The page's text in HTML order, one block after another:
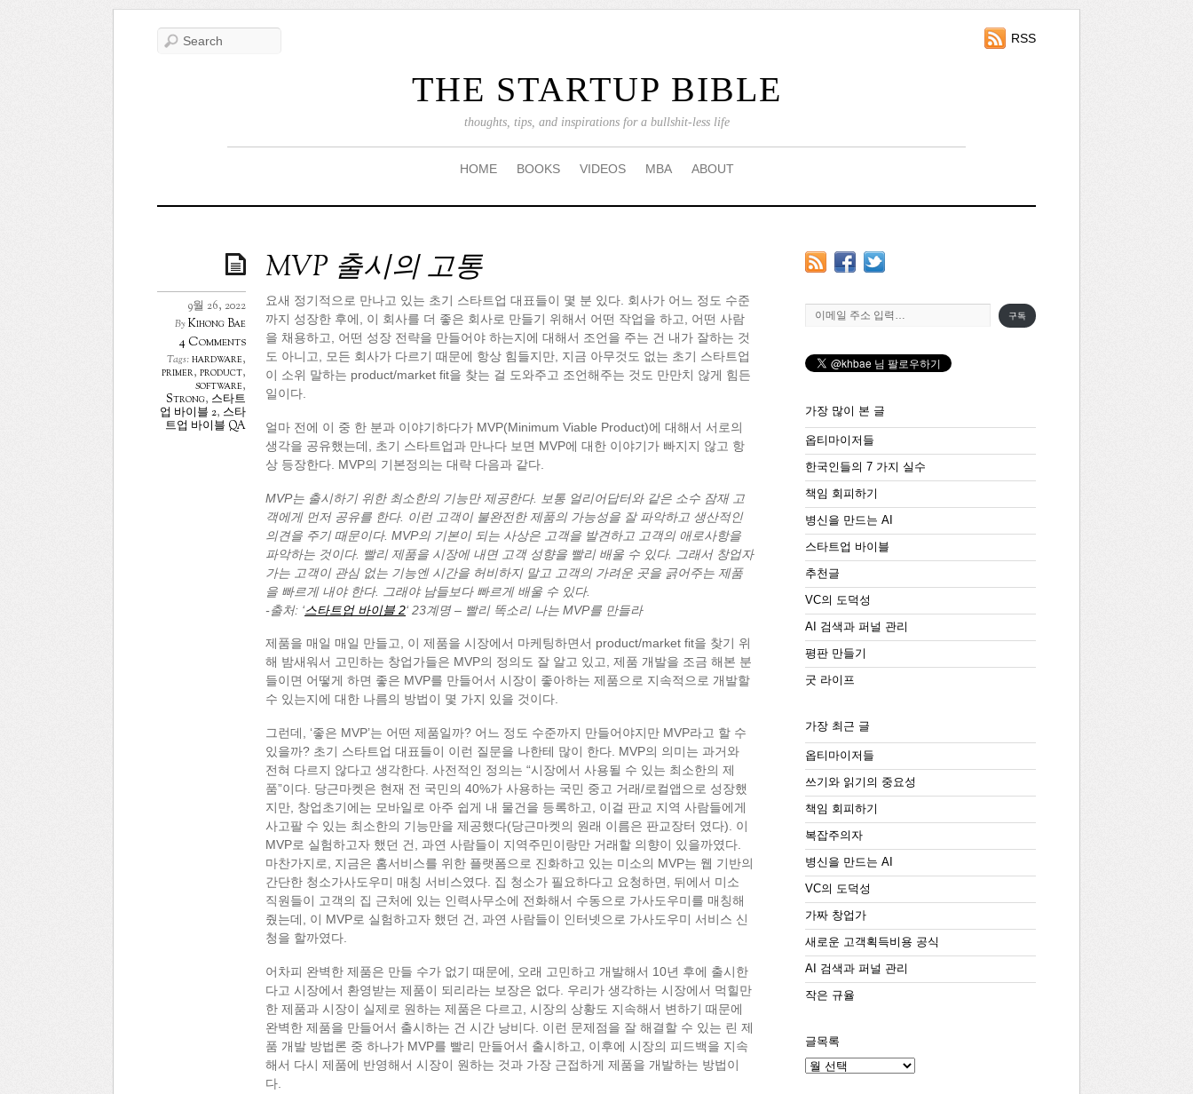
THE STARTUP BIBLE
thoughts, tips, and inspirations for a bullshit-less life
RSS
HOME BOOKS VIDEOS MBA ABOUT
MVP 출시의 고통
9월 26, 2022
ByKihong Bae
4 Comments
Tags:hardware,
primer, product,
software,
Strong, 스타트
업 바이블 2, 스타
트업 바이블 QA
요새 정기적으로 만나고 있는 초기 스타트업 대표들이 몇 분 있다. 회사가 어느 정도 수준
까지 성장한 후에, 이 회사를 더 좋은 회사로 만들기 위해서 어떤 작업을 하고, 어떤 사람
을 채용하고, 어떤 성장 전략을 만들어야 하는지에 대해서 조언을 주는 건 내가 잘하는 것
도 아니고, 모든 회사가 다르기 때문에 항상 힘들지만, 지금 아무것도 없는 초기 스타트업
이 소위 말하는 product/market fit을 찾는 걸 도와주고 조언해주는 것도 만만치 않게 힘든
일이다.
얼마 전에 이 중 한 분과 이야기하다가 MVP(Minimum Viable Product)에 대해서 서로의
생각을 공유했는데, 초기 스타트업과 만나다 보면 MVP에 대한 이야기가 빠지지 않고 항
상 등장한다. MVP의 기본정의는 대략 다음과 같다.
MVP는 출시하기 위한 최소한의 기능만 제공한다. 보통 얼리어답터와 같은 소수 잠재 고
객에게 먼저 공유를 한다. 이런 고객이 불완전한 제품의 가능성을 잘 파악하고 생산적인
의견을 주기 때문이다. MVP의 기본이 되는 사상은 고객을 발견하고 고객의 애로사항을
파악하는 것이다. 빨리 제품을 시장에 내면 고객 성향을 빨리 배울 수 있다. 그래서 창업자
가는 고객이 관심 없는 기능엔 시간을 허비하지 말고 고객의 가려운 곳을 긁어주는 제품
을 빠르게 내야 한다. 그래야 남들보다 빠르게 배울 수 있다.
-출처: ‘스타트업 바이블 2‘ 23계명 – 빨리 똑소리 나는 MVP를 만들라
제품을 매일 매일 만들고, 이 제품을 시장에서 마케팅하면서 product/market fit을 찾기 위
해 밤새워서 고민하는 창업가들은 MVP의 정의도 잘 알고 있고, 제품 개발을 조금 해본 분
들이면 어떻게 하면 좋은 MVP를 만들어서 시장이 좋아하는 제품으로 지속적으로 개발할
수 있는지에 대한 나름의 방법이 몇 가지 있을 것이다.
그런데, ‘좋은 MVP’는 어떤 제품일까? 어느 정도 수준까지 만들어야지만 MVP라고 할 수
있을까? 초기 스타트업 대표들이 이런 질문을 나한테 많이 한다. MVP의 의미는 과거와
전혀 다르지 않다고 생각한다. 사전적인 정의는 “시장에서 사용될 수 있는 최소한의 제
품”이다. 당근마켓은 현재 전 국민의 40%가 사용하는 국민 중고 거래/로컬앱으로 성장했
지만, 창업초기에는 모바일로 아주 쉽게 내 물건을 등록하고, 이걸 판교 지역 사람들에게
사고팔 수 있는 최소한의 기능만을 제공했다(당근마켓의 원래 이름은 판교장터 였다). 이
MVP로 실험하고자 했던 건, 과연 사람들이 지역주민이랑만 거래할 의향이 있을까였다.
마찬가지로, 지금은 홈서비스를 위한 플랫폼으로 진화하고 있는 미소의 MVP는 웹 기반의
간단한 청소가사도우미 매칭 서비스였다. 집 청소가 필요하다고 요청하면, 뒤에서 미소
직원들이 고객의 집 근처에 있는 인력사무소에 전화해서 수동으로 가사도우미를 매칭해
줬는데, 이 MVP로 실험하고자 했던 건, 과연 사람들이 인터넷으로 가사도우미 서비스 신
청을 할까였다.
어차피 완벽한 제품은 만들 수가 없기 때문에, 오래 고민하고 개발해서 10년 후에 출시한
다고 시장에서 환영받는 제품이 되리라는 보장은 없다. 우리가 생각하는 시장에서 먹힐만
한 제품과 시장이 실제로 원하는 제품은 다르고, 시장의 상황도 지속해서 변하기 때문에
완벽한 제품을 만들어서 출시하는 건 시간 낭비다. 이런 문제점을 잘 해결할 수 있는 린 제
품 개발 방법론 중 하나가 MVP를 빨리 만들어서 출시하고, 이후에 시장의 피드백을 지속
해서 다시 제품에 반영해서 시장이 원하는 것과 가장 근접하게 제품을 개발하는 방법이
다.
이메일 주소 입력…
구독
가장 많이 본 글
옵티마이저들
한국인들의 7 가지 실수
책임 회피하기
병신을 만드는 AI
스타트업 바이블
추천글
VC의 도덕성
AI 검색과 퍼널 관리
평판 만들기
굿 라이프
가장 최근 글
옵티마이저들
쓰기와 읽기의 중요성
책임 회피하기
복잡주의자
병신을 만드는 AI
VC의 도덕성
가짜 창업가
새로운 고객획득비용 공식
AI 검색과 퍼널 관리
작은 규율
글목록
글